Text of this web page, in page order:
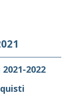
2022